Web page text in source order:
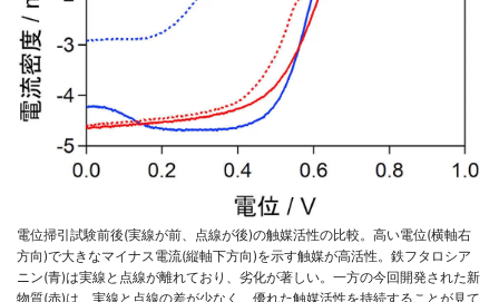
電位掃引試験前後(実線が前、点線が後)の触媒活性の比較。高い電位(横軸右
方向)で大きなマイナス電流(縦軸下方向)を示す触媒が高活性。鉄フタロシア
ニン(青)は実線と点線が離れており、劣化が著しい。一方の今回開発された新
物質(赤)は、実線と点線の差が少なく、優れた触媒活性を持続することが見て